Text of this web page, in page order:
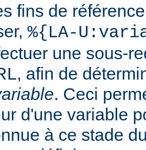
fins de
%{LA-
une sous-
afin de
. Ceci
d'une variable
à ce stade